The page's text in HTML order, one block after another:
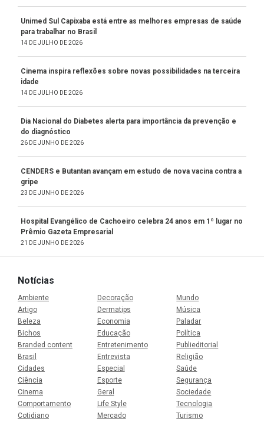
Unimed Sul Capixaba está entre as melhores empresas de saúde
para trabalhar no Brasil
14 DE JULHO DE 2026
Cinema inspira reflexões sobre novas possibilidades na terceira
idade
14 DE JULHO DE 2026
Dia Nacional do Diabetes alerta para importância da prevenção e
do diagnóstico
26 DE JUNHO DE 2026
CENDERS e Butantan avançam em estudo de nova vacina contra a
gripe
23 DE JUNHO DE 2026
Hospital Evangélico de Cachoeiro celebra 24 anos em 1º lugar no
Prêmio Gazeta Empresarial
21 DE JUNHO DE 2026
Notícias
Ambiente
Artigo
Beleza
Bichos
Branded content
Brasil
Cidades
Ciência
Cinema
Comportamento
Cotidiano
Decoração
Dermatips
Economia
Educação
Entretenimento
Entrevista
Especial
Esporte
Geral
Life Style
Mercado
Mundo
Música
Paladar
Política
Publieditorial
Religião
Saúde
Segurança
Sociedade
Tecnologia
Turismo